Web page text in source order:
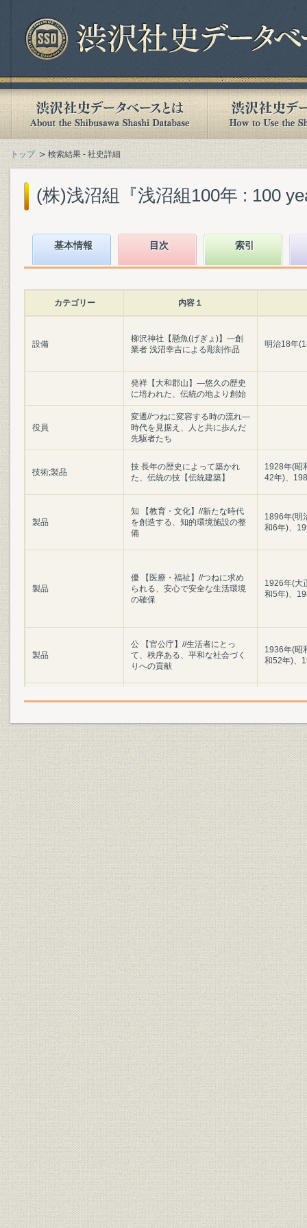
トップ 検索結果 - 社史詳細
(株)浅沼組『浅沼組100年 : 100
基本情報 目次 索引
カテゴリー 内容１
設備
柳沢神社【懸魚(げぎょ)】―創
業者 浅沼幸吉による彫刻作品
明治18年
発祥【大和郡山】―悠久の歴史
に培われた、伝統の地より創始
役員
変遷//つねに変容する時の流れ―
時代を見据え、人と共に歩んだ
先駆者たち
技術;製品
技 長年の歴史によって築かれ
た、伝統の技【伝統建築】
1928年(昭
42年)、
製品
知 【教育・文化】//新たな時代
を創造する、知的環境施設の整
備
1896年(明
和6年)、
製品
優 【医療・福祉】//つねに求め
られる、安心で安全な生活環境
の確保
1926年(大
和5年)、
製品
公 【官公庁】//生活者にとっ
て、秩序ある、平和な社会づく
りへの貢献
1936年(昭
和52年)、
快 【住宅】//家族が集うやすら
1930年(昭
製品
創 【環境開発】//時代のニーズ
を把握し、新しいコミュニティ
空間を創造
1964年(昭
和53年)、
製品
繁 著しく変容するビジネス環
境。柔軟に対応するシステムの
提案//【ビル・商業施設】
1928年(昭
49年)、
製品
造 【生産・流通】//生産性の向
上、物流の効率化。産業全体の
活性化を追求
1922年(
和60年)、
製品
交 【交通】//人・物・情報が交
差し、成長する現代社会。円滑
な交通手段の拡充
1963年(昭
和45年)、
製品
健 余暇の効率的利用、健康の尊
重。注目される遊文化への対応//
【スポーツ・余暇】
1958年(昭
和42年)、
製品
力 【資源・エネルギー】//今、
求められる資源の確保。次代へ
のエネルギーの構築
1947年(
和59年)、
製品;海外事業
躍 【海外事業】//海外への飛
翔。先端技術と国際的な視野で
諸外国の発展に寄与
1939年(
和61年)、
製品
山下公園(横浜市:平成元年3月31
日竣工)
平成元年3